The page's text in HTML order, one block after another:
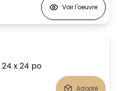
Voir l'oeuvre
24 x 24 po
Adopté